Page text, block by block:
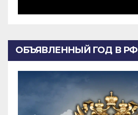
ОБЪЯВЛЕННЫЙ ГОД В РФ